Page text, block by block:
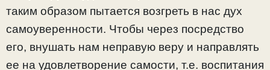
таким образом пытается возгреть в нас дух
самоуверенности. Чтобы через посредство
его, внушать нам неправую веру и направлять
ее на удовлетворение самости, т.е. воспитания